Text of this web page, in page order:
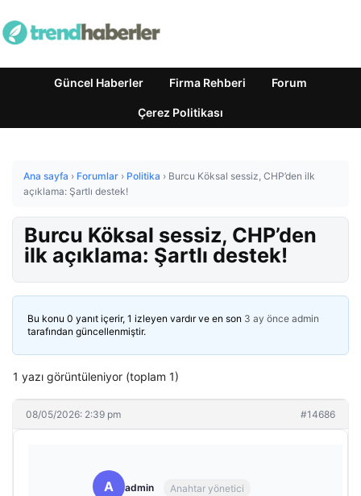
Güncel Haberler Firma Rehberi Forum
Çerez Politikası
Ana sayfa › Forumlar › Politika › Burcu Köksal sessiz, CHP’den ilk
açıklama: Şartlı destek!
Burcu Köksal sessiz, CHP’den
ilk açıklama: Şartlı destek!
Bu konu 0 yanıt içerir, 1 izleyen vardır ve en son 3 ay önce admin
tarafından güncellenmiştir.
1 yazı görüntüleniyor (toplam 1)
08/05/2026: 2:39 pm #14686
A admin Anahtar yönetici